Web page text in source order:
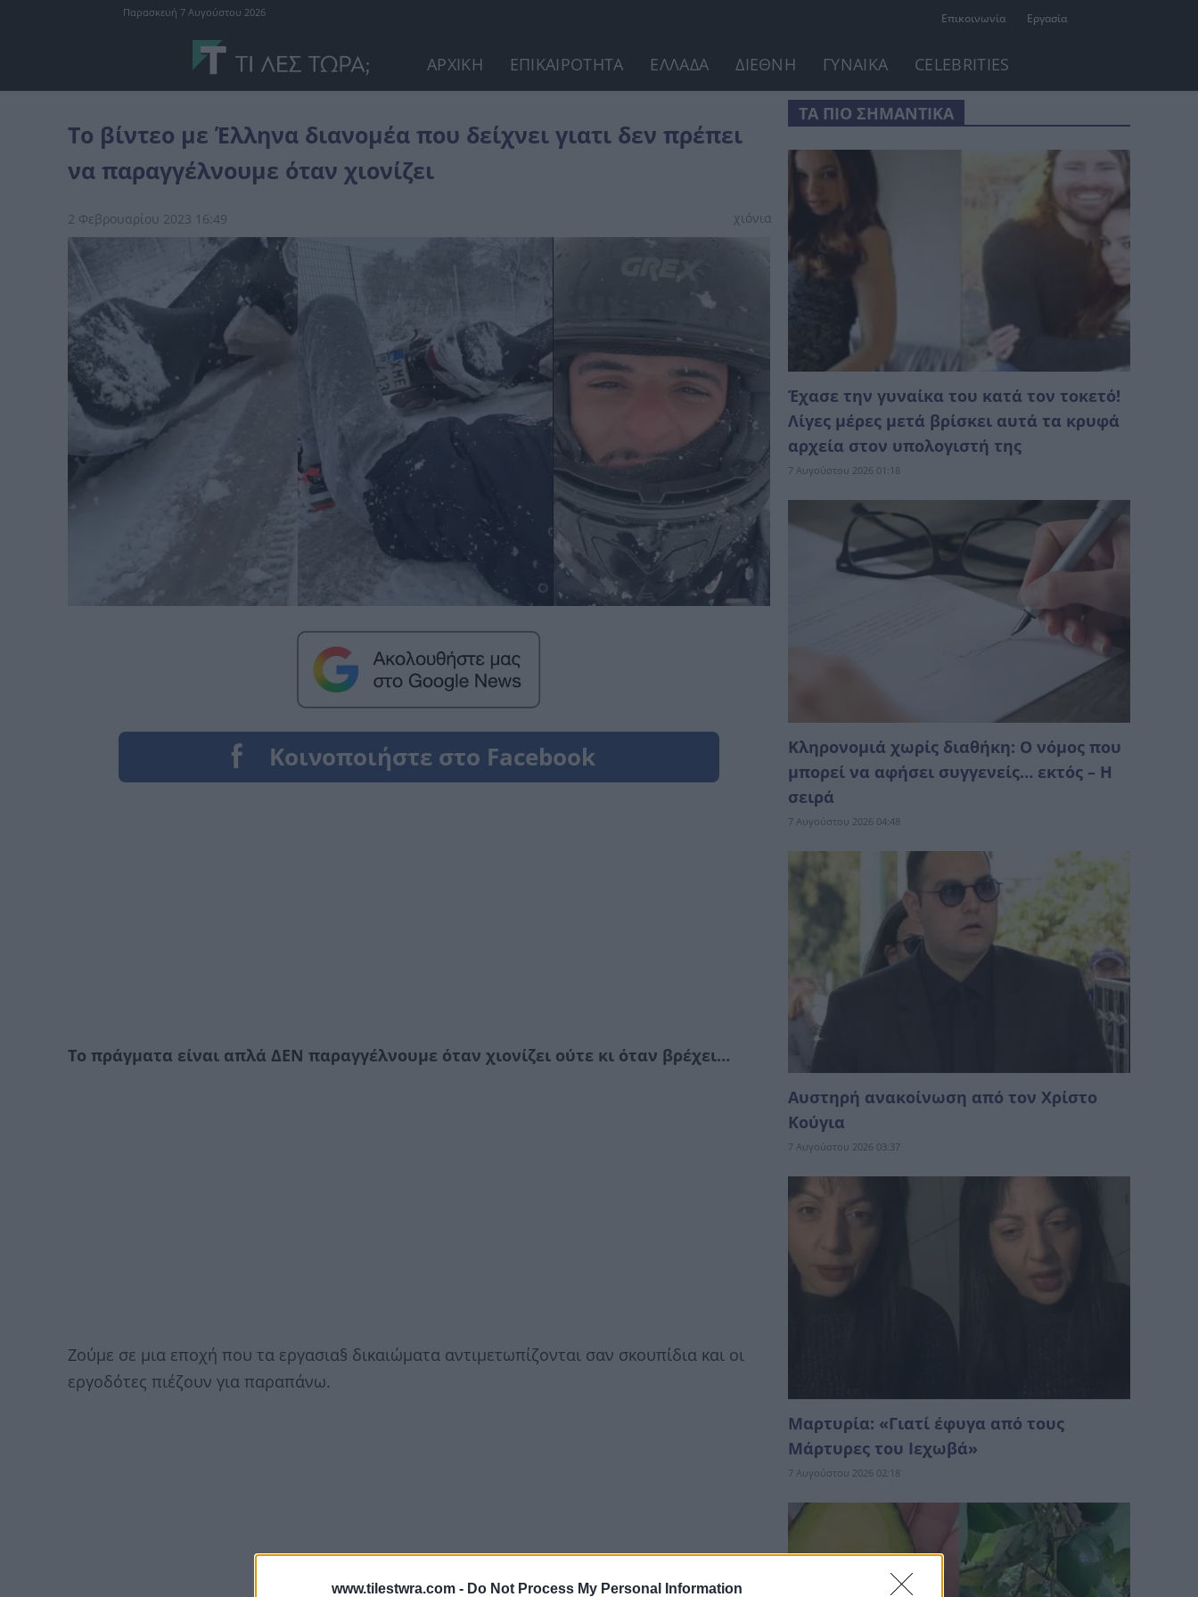
www.tilestwra.com - Do Not Process My Personal Information
Επικοινωνία Εργασία
Παρασκευή 7 Αυγούστου 2026
ΑΡΧΙΚΗ ΕΠΙΚΑΙΡΟΤΗΤΑ ΕΛΛΑΔΑ ΔΙΕΘΝΗ ΓΥΝΑΙΚΑ CELEBRITIES
Το βίντεο με Έλληνα διανομέα που δείχνει γιατι δεν πρέπει
να παραγγέλνουμε όταν χιονίζει
2 Φεβρουαρίου 2023 16:49 χιόνια
To πράγματα είναι απλά ΔΕΝ παραγγέλνουμε όταν χιονίζει ούτε κι όταν βρέχει…
Zούμε σε μια εποχή που τα εργασια§ δικαιώματα αντιμετωπίζονται σαν σκουπίδια και οι
εργοδότες πιέζουν για παραπάνω.
ΤΑ ΠΙΟ ΣΗΜΑΝΤΙΚΑ
Έχασε την γυναίκα του κατά τον τοκετό!
Λίγες μέρες μετά βρίσκει αυτά τα κρυφά
αρχεία στον υπολογιστή της
7 Αυγούστου 2026 01:18
Κληρονομιά χωρίς διαθήκη: Ο νόμος που
μπορεί να αφήσει συγγενείς… εκτός – Η
σειρά
7 Αυγούστου 2026 04:48
Αυστηρή ανακοίνωση από τον Χρίστο
Κούγια
7 Αυγούστου 2026 03:37
Μαρτυρία: «Γιατί έφυγα από τους
Μάρτυρες του Ιεχωβά»
7 Αυγούστου 2026 02:18